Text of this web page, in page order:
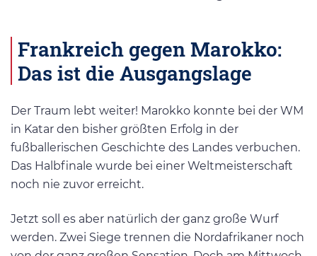
Frankreich gegen Marokko:
Das ist die Ausgangslage
Der Traum lebt weiter! Marokko konnte bei der WM
in Katar den bisher größten Erfolg in der
fußballerischen Geschichte des Landes verbuchen.
Das Halbfinale wurde bei einer Weltmeisterschaft
noch nie zuvor erreicht.
Jetzt soll es aber natürlich der ganz große Wurf
werden. Zwei Siege trennen die Nordafrikaner noch